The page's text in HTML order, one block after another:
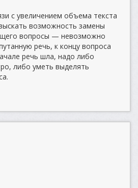
с увеличением объема текста
возможность замены
вопросы — невозможно
речь, к концу вопроса
речь шла, надо либо
либо уметь выделять